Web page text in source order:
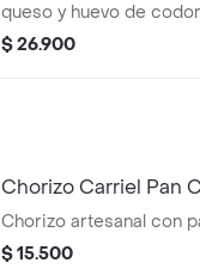
queso y huevo de
extras.
$ 26.900
Chorizo Carriel Pan
Chorizo artesanal con
$ 15.500